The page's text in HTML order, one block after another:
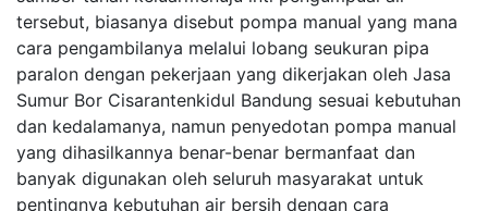
tersebut, biasanya disebut pompa manual yang mana
cara pengambilanya melalui lobang seukuran pipa
paralon dengan pekerjaan yang dikerjakan oleh Jasa
Sumur Bor Cisarantenkidul Bandung sesuai kebutuhan
dan kedalamanya, namun penyedotan pompa manual
yang dihasilkannya benar-benar bermanfaat dan
banyak digunakan oleh seluruh masyarakat untuk
pentingnya kebutuhan air bersih dengan cara